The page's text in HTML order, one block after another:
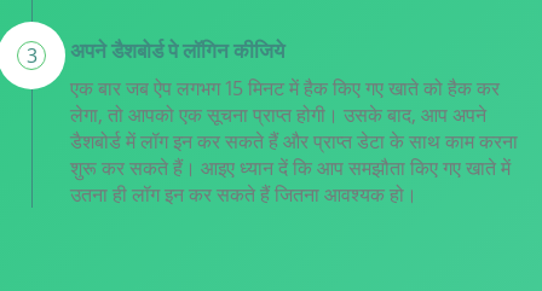
3 अपने डैशबोर्ड पे लॉगिन कीजिये
एक बार जब ऐप लगभग 15 मिनट में हैक किए गए खाते को हैक कर
लेगा, तो आपको एक सूचना प्राप्त होगी। उसके बाद, आप अपने
डैशबोर्ड में लॉग इन कर सकते हैं और प्राप्त डेटा के साथ काम करना
शुरू कर सकते हैं। आइए ध्यान दें कि आप समझौता किए गए खाते में
उतना ही लॉग इन कर सकते हैं जितना आवश्यक हो।